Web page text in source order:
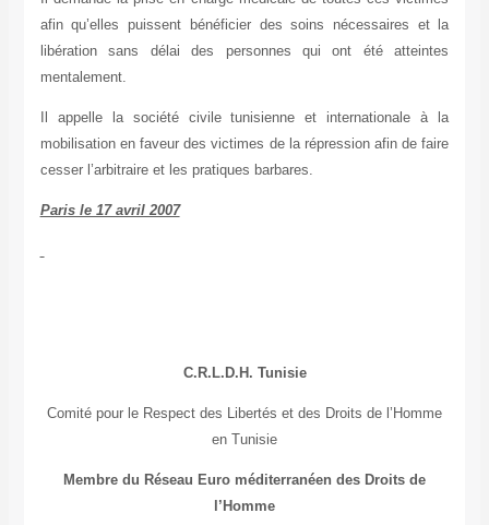
afin qu’elles puissent bénéficier des soins nécessaires et la
libération sans délai des personnes qui ont été atteintes
mentalement.
Il appelle la société civile tunisienne et internationale à la
mobilisation en faveur des victimes de la répression afin de faire
cesser l’arbitraire et les pratiques barbares.
Paris le 17 avril 2007
C.R.L.D.H. Tunisie
Comité pour le Respect des Libertés et des Droits de l’Homme
en Tunisie
Membre du Réseau Euro méditerranéen des Droits de
l’Homme